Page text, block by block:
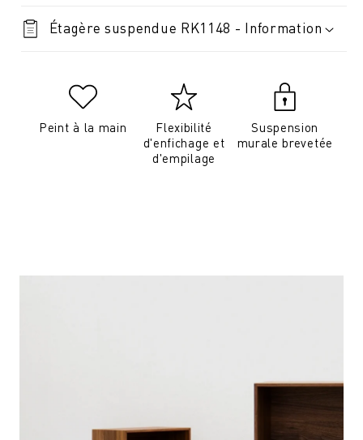
Étagère suspendue RK1148 - Information
Peint à la main
Flexibilité
d'enfichage et
d'empilage
Suspension
murale brevetée